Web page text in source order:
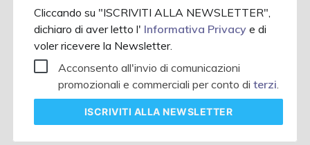
Cliccando su "ISCRIVITI ALLA NEWSLETTER",
dichiaro di aver letto l' Informativa Privacye di
voler ricevere la Newsletter.
Acconsento all'invio di comunicazioni
promozionali e commerciali per conto diterzi
ISCRIVITI ALLA NEWSLETTER